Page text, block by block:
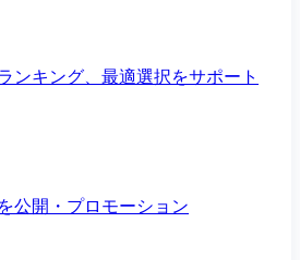
ンキング、最適選択をサポート
公開・プロモーション